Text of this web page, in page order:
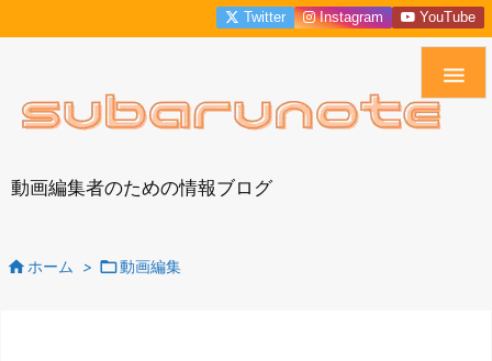
動画編集者のための情報ブログ

Twitter Instagram YouTube
 ホーム > 動画編集